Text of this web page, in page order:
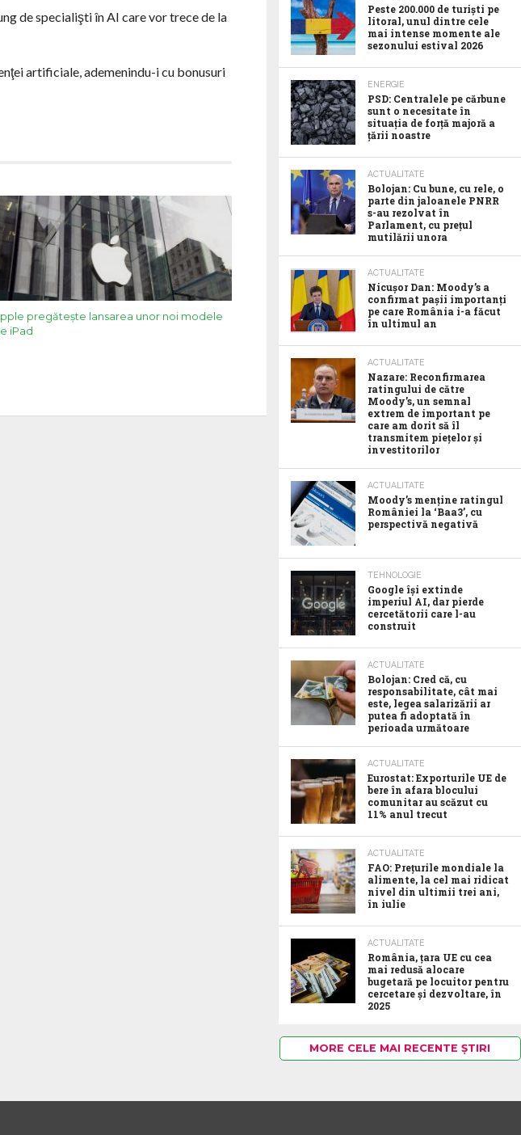
de specialişti în AI care vor trece de la
artificiale, ademenindu-i cu bonusuri
pregăteşte lansarea unor noi modele
iPad
Peste 200.000 de turiști pe
litoral, unul dintre cele
mai intense momente ale
sezonului estival 2026
ENERGIE
PSD: Centralele pe cărbune
sunt o necesitate în
situația de forță majoră a
țării noastre
ACTUALITATE
Bolojan: Cu bune, cu rele, o
parte din jaloanele PNRR
s-au rezolvat în
Parlament, cu prețul
mutilării unora
ACTUALITATE
Nicușor Dan: Moody’s a
confirmat pașii importanți
pe care România i-a făcut
în ultimul an
ACTUALITATE
Nazare: Reconfirmarea
ratingului de către
Moody’s, un semnal
extrem de important pe
care am dorit să îl
transmitem piețelor și
investitorilor
ACTUALITATE
Moody’s menține ratingul
României la ‘Baa3’, cu
perspectivă negativă
TEHNOLOGIE
Google îşi extinde
imperiul AI, dar pierde
cercetătorii care l-au
construit
ACTUALITATE
Bolojan: Cred că, cu
responsabilitate, cât mai
este, legea salarizării ar
putea fi adoptată în
perioada următoare
ACTUALITATE
Eurostat: Exporturile UE de
bere în afara blocului
comunitar au scăzut cu
11% anul trecut
ACTUALITATE
FAO: Prețurile mondiale la
alimente, la cel mai ridicat
nivel din ultimii trei ani,
în iulie
ACTUALITATE
România, țara UE cu cea
mai redusă alocare
bugetară pe locuitor pentru
cercetare și dezvoltare, în
2025
MORE CELE MAI RECENTE ȘTIRI